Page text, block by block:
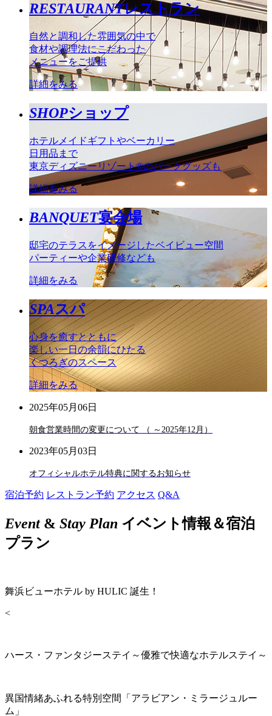
RESTAURANTレストラン
自然と調和した雰囲気の中で
食材や調理法にこだわった
メニューをご提供
詳細をみる
SHOPショップ
ホテルメイドギフトやベーカリー
日用品まで
東京ディズニーリゾート®のパークグッズも
詳細をみる
BANQUET宴会場
邸宅のテラスをイメージしたベイビュー空間
パーティーや企業研修なども
詳細をみる
SPAスパ
心身を癒すとともに
楽しい一日の余韻にひたる
くつろぎのスペース
詳細をみる
2025年05月06日
朝食営業時間の変更について （ ～2025年12月）
2023年05月03日
オフィシャルホテル特典に関するお知らせ
宿泊予約 レストラン予約 アクセス Q&A
Event& Stay Plan イベント情報＆宿泊
プラン
舞浜ビューホテル by HULIC 誕生！
<
ハース・ファンタジーステイ～優雅で快適なホテルステイ～
異国情緒あふれる特別空間「アラビアン・ミラージュルー
ム」